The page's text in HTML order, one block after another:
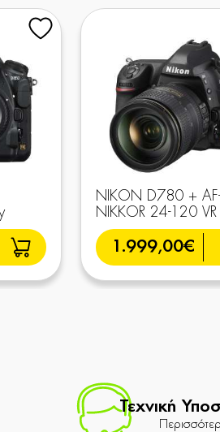
NIKON D780 +
NIKKOR 24-120 VR
1.999,00€
Τεχνική